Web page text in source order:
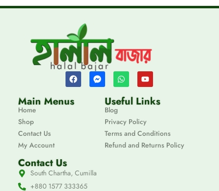
Main Menus
Home
Shop
Contact Us
My Account
Useful Links
Blog
Privacy Policy
Terms and Conditions
Refund and Returns Policy
Contact Us
South Chartha, Cumilla
+880 1577 333365